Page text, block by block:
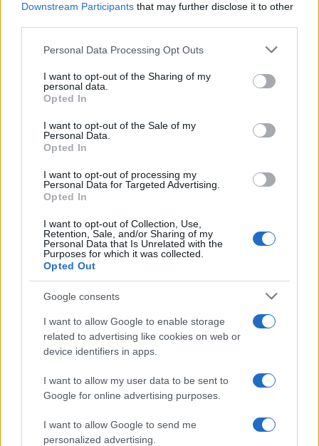
Downstream Participants that may further disclose it to other
Please note that this website/app uses one or more Google
not limited to your visit or usage behaviour. You may click to
grant or deny consent to Google and its third-party tags to
use your data for below specified purposes in below Google
consent section.
Personal Data Processing Opt Outs
I want to opt-out of the Sharing of my
personal data.
Opted In
I want to opt-out of the Sale of my
Personal Data.
Opted In
I want to opt-out of processing my
Personal Data for Targeted Advertising.
Opted In
I want to opt-out of Collection, Use,
Retention, Sale, and/or Sharing of my
Personal Data that Is Unrelated with the
Purposes for which it was collected.
Opted Out
Google consents
I want to allow Google to enable storage
related to advertising like cookies on web or
device identifiers in apps.
I want to allow my user data to be sent to
Google for online advertising purposes.
I want to allow Google to send me
personalized advertising.
Perché le amicizie profonde sono fondamentali nella
vita adulta
Matteo Pellegrino · 10 Lug 2026
PIÙ LETTI
Trasferimenti estivi: tutte le novità del calciomercato
Giffoni Film Festival 2026: Sara Assicurazioni
Promuove la Sicurezza Stradale tra i Giovani
Idee regalo Feltrinelli per lui San Valentino 2015
Offerte volo + hotel Londra eDreams San Valentino
2015
Anello di fidanzamento Tiffany o Cartier: consigli